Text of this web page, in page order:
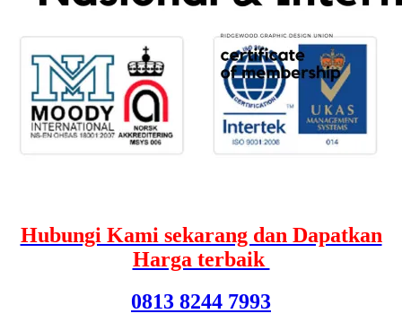
Hubungi Kami sekarang dan Dapatkan
Harga terbaik
0813 8244 7993